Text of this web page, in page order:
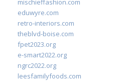
mischieffashion.com
eduwyre.com
retro-interiors.com
theblvd-boise.com
fpet2023.org
e-smart2022.org
ngrc2022.org
leesfamilyfoods.com